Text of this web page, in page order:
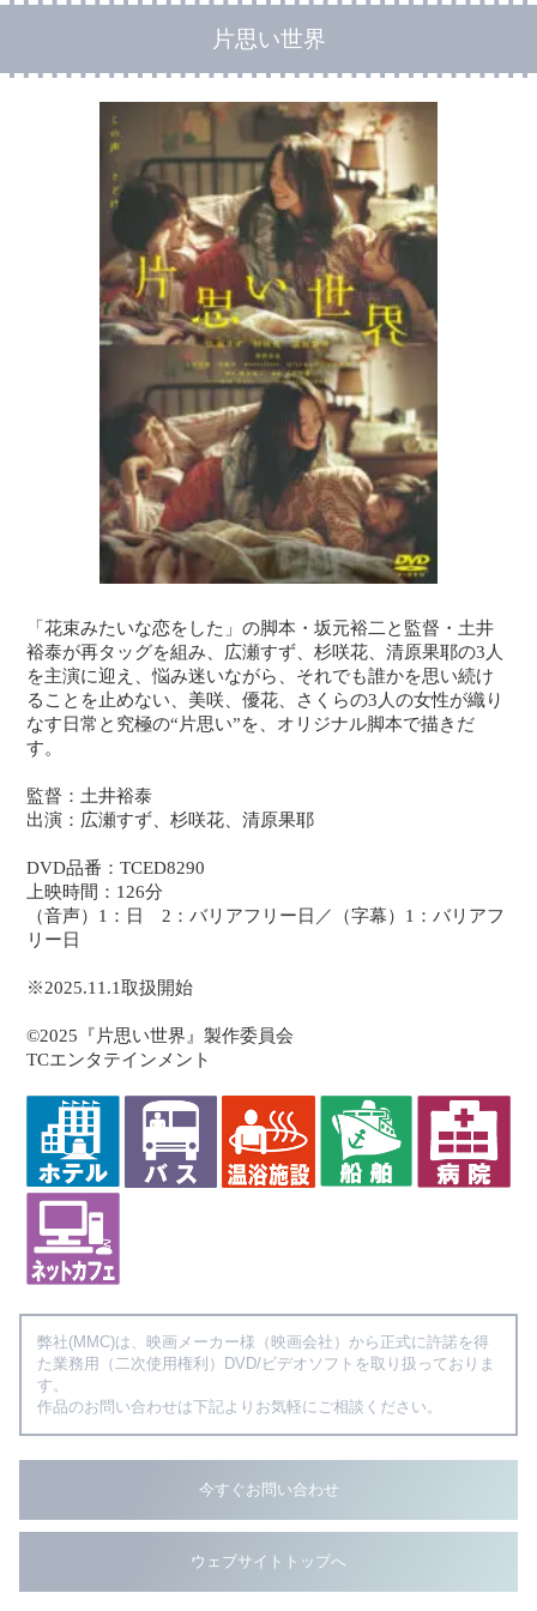
片思い世界
「花束みたいな恋をした」の脚本・坂元裕二と監督・土井
裕泰が再タッグを組み、広瀬すず、杉咲花、清原果耶の3人
を主演に迎え、悩み迷いながら、それでも誰かを思い続け
ることを止めない、美咲、優花、さくらの3人の女性が織り
なす日常と究極の“片思い”を、オリジナル脚本で描きだ
す。
監督：土井裕泰
出演：広瀬すず、杉咲花、清原果耶
DVD品番：TCED8290
上映時間：126分
（音声）1：日 2：バリアフリー日／（字幕）1：バリアフ
リー日
※2025.11.1取扱開始
©2025『片思い世界』製作委員会
TCエンタテインメント
弊社(MMC)は、映画メーカー様（映画会社）から正式に許諾を得
た業務用（二次使用権利）DVD/ビデオソフトを取り扱っておりま
す。
作品のお問い合わせは下記よりお気軽にご相談ください。
今すぐお問い合わせ
ウェブサイトトップへ